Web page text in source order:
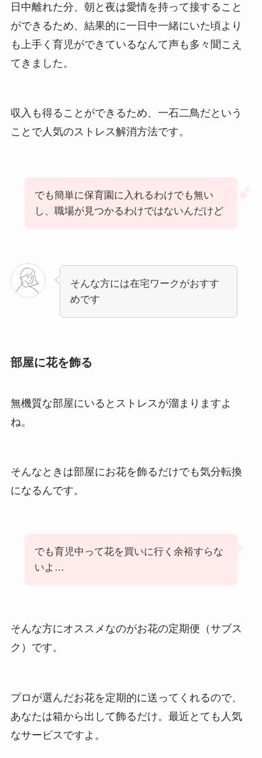
日中離れた分、朝と夜は愛情を持って接すること
ができるため、結果的に一日中一緒にいた頃より
も上手く育児ができているなんて声も多々聞こえ
てきました。
収入も得ることができるため、一石二鳥だという
ことで人気のストレス解消方法です。
でも簡単に保育園に入れるわけでも無い
し、職場が見つかるわけではないんだけど
そんな方には在宅ワークがおすす
めです
部屋に花を飾る
無機質な部屋にいるとストレスが溜まりますよ
ね。
そんなときは部屋にお花を飾るだけでも気分転換
になるんです。
でも育児中って花を買いに行く余裕すらな
いよ…
そんな方にオススメなのがお花の定期便（サブス
ク）です。
プロが選んだお花を定期的に送ってくれるので、
あなたは箱から出して飾るだけ。最近とても人気
なサービスですよ。